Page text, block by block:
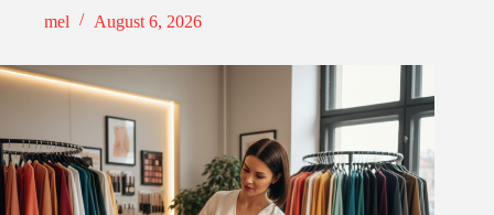
mel
August 6, 2026